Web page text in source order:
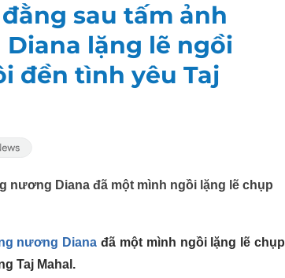
sau tấm ảnh
lặng lẽ ngồi
đền tình yêu Taj
nương Diana đã một mình ngồi lặng lẽ chụp
nương Diana đã một mình ngồi lặng lẽ chụp
Taj Mahal.